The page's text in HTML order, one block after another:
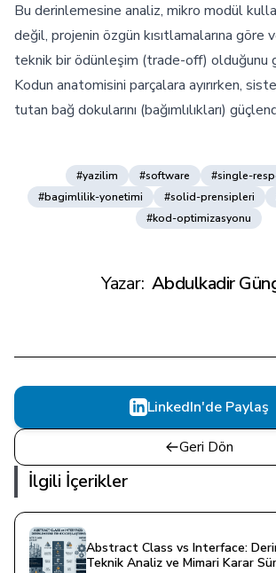
Bu derinlemesine analiz, mikro modül
değil, projenin özgün kısıtlamalarına göre
teknik bir ödünleşim (trade-off) olduğunu
Kodun anatomisini parçalara ayırırken,
tutan bağ dokularını (bağımlılıkları)
#yazilim #software
#single-
#bagimlilik-yonetimi
#solid-prensipleri
#kod-optimizasyonu
Yazar: Abdulkadir
LinkedIn'de Paylaş
Geri Dön
İlgili İçerikler
Abstract Class vs Interface:
Teknik Analiz ve Mimari Karar